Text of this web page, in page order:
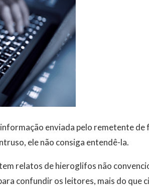
enviada pelo remetente de
ele não consiga entendê-la.
relatos de hieroglifos não
confundir os leitores, mais do que